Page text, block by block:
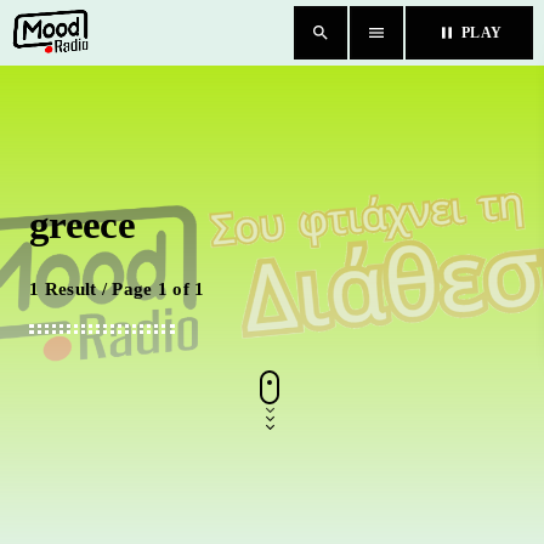
search menu pause PLAY
close
BLOG
TEAM
CHAT
greece
1 Result / Page 1 of 1